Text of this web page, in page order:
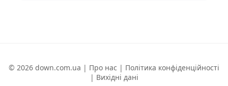
© 2026 down.com.ua | Про нас | Політика конфіденційності
| Вихідні дані